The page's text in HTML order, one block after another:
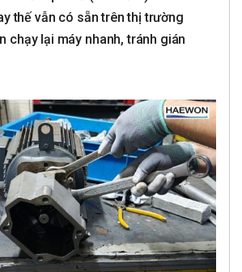
thế vẫn có sẵn trên thị trường
chạy lại máy nhanh, tránh gián